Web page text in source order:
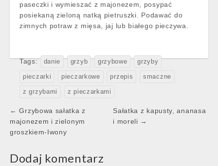
paseczki i wymieszać z majonezem, posypać
posiekaną zieloną natką pietruszki. Podawać do
zimnych potraw z mięsa, jaj lub białego pieczywa.
Tags: danie grzyb grzybowe grzyby
pieczarki pieczarkowe przepis smaczne
z grzybami z pieczarkami
Post
navigation
← Grzybowa sałatka z
majonezem i zielonym
groszkiem-Iwony
Sałatka z kapusty, ananasa
i moreli →
Dodaj komentarz